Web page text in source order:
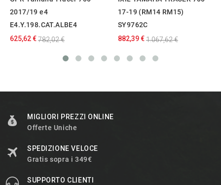
2017/19 e4
E4.Y.198.CAT.ALBE4
625,62 €782,02 €
17-19 (RM14 RM15)
SY9762C
882,39 €1.067,62 €
MIGLIORI PREZZI ONLINE
Offerte Uniche
SPEDIZIONE VELOCE
Gratis sopra i 349€
SUPPORTO CLIENTI